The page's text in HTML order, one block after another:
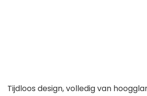
Tijdloos design, volledig van